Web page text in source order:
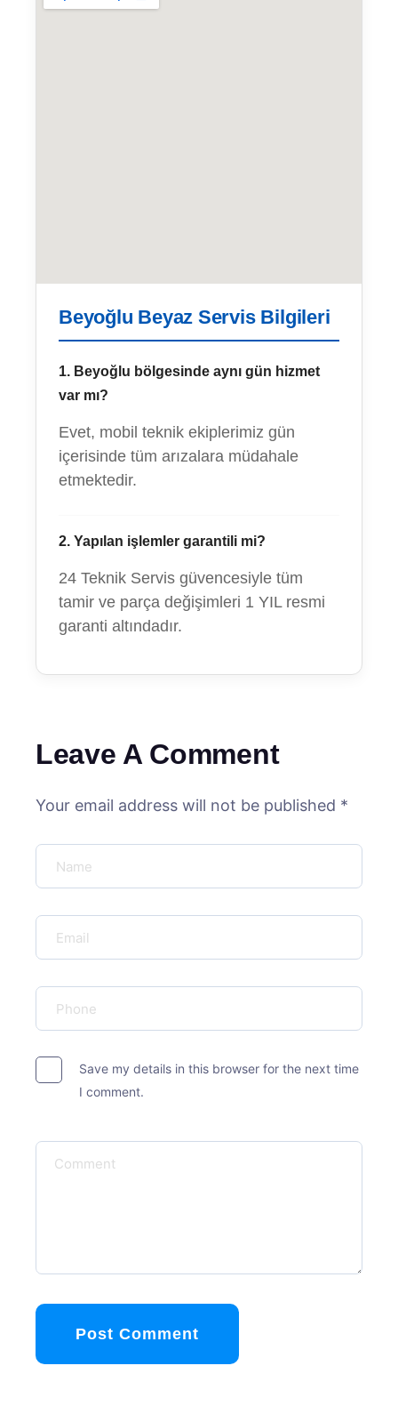
Beyoğlu Beyaz Servis Bilgileri
1. Beyoğlu bölgesinde aynı gün hizmet
var mı?
Evet, mobil teknik ekiplerimiz gün
içerisinde tüm arızalara müdahale
etmektedir.
2. Yapılan işlemler garantili mi?
24 Teknik Servis güvencesiyle tüm
tamir ve parça değişimleri 1 YIL resmi
garanti altındadır.
Leave A Comment
Your email address will not be published *
Save my details in this browser for the next time
I comment.
Post Comment